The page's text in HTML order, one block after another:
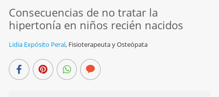
Consecuencias de no tratar la
hipertonía en niños recién nacidos
Lidia Expósito Peral, Fisioterapeuta y Osteópata